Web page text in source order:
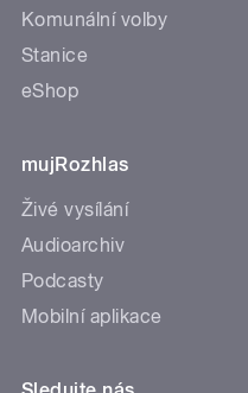
Komunální volby
Stanice
eShop
mujRozhlas
Živé vysílání
Audioarchiv
Podcasty
Mobilní aplikace